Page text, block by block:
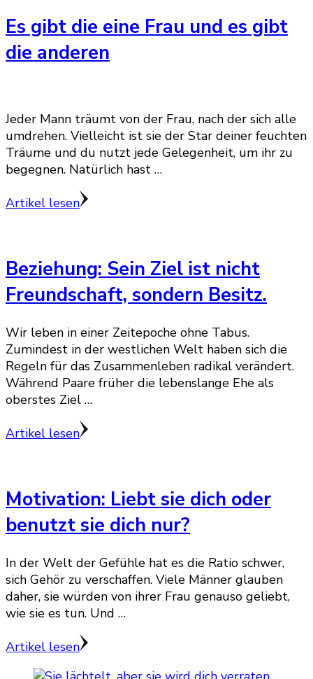
Es gibt die eine Frau und es gibt
die anderen
Jeder Mann träumt von der Frau, nach der sich alle
umdrehen. Vielleicht ist sie der Star deiner feuchten
Träume und du nutzt jede Gelegenheit, um ihr zu
begegnen. Natürlich hast …
Artikel lesen
Beziehung: Sein Ziel ist nicht
Freundschaft, sondern Besitz.
Wir leben in einer Zeitepoche ohne Tabus.
Zumindest in der westlichen Welt haben sich die
Regeln für das Zusammenleben radikal verändert.
Während Paare früher die lebenslange Ehe als
oberstes Ziel …
Artikel lesen
Motivation: Liebt sie dich oder
benutzt sie dich nur?
In der Welt der Gefühle hat es die Ratio schwer,
sich Gehör zu verschaffen. Viele Männer glauben
daher, sie würden von ihrer Frau genauso geliebt,
wie sie es tun. Und …
Artikel lesen